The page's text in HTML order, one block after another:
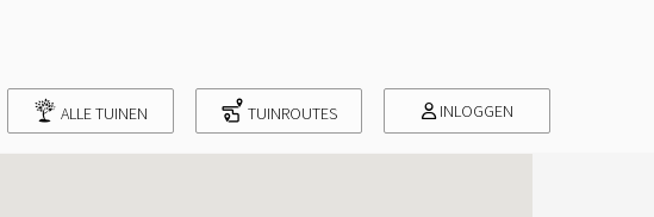
ALLE TUINEN TUINROUTES INLOGGEN